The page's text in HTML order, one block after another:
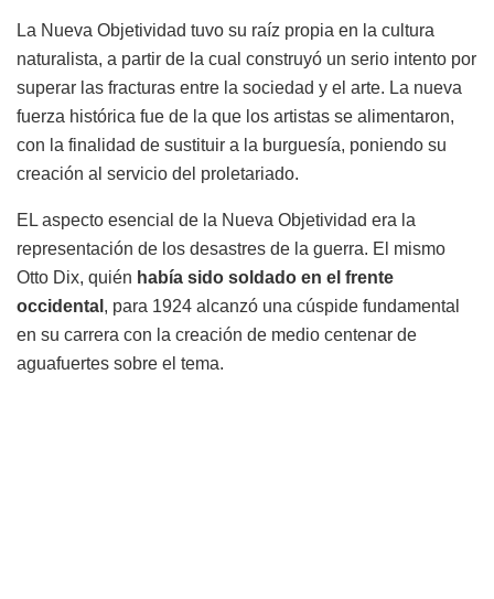
La Nueva Objetividad tuvo su raíz propia en la cultura
naturalista, a partir de la cual construyó un serio intento por
superar las fracturas entre la sociedad y el arte. La nueva
fuerza histórica fue de la que los artistas se alimentaron,
con la finalidad de sustituir a la burguesía, poniendo su
creación al servicio del proletariado.
EL aspecto esencial de la Nueva Objetividad era la
representación de los desastres de la guerra. El mismo
Otto Dix, quién había sido soldado en el frente
occidental , para 1924 alcanzó una cúspide fundamental
en su carrera con la creación de medio centenar de
aguafuertes sobre el tema.